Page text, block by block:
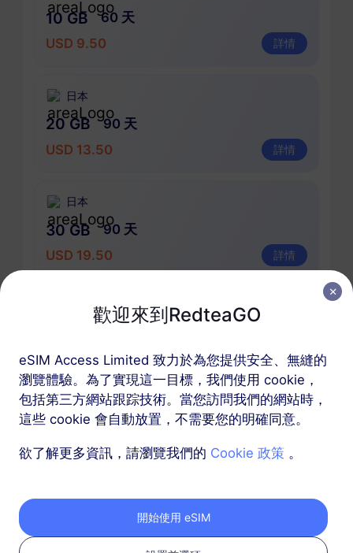
10 GB
60 天
USD 9.50
詳情
日本
20 GB
90 天
USD 13.50
詳情
日本
30 GB
90 天
USD 19.50
詳情
USD 29.90
詳情
包含日本的區域套餐
歡迎來到RedteaGO
eSIM Access Limited 致力於為您提供安全、無縫的
瀏覽體驗。為了實現這一目標，我們使用 cookie，
包括第三方網站跟踪技術。當您訪問我們的網站時，
這些 cookie 會自動放置，不需要您的明確同意。
欲了解更多資訊，請瀏覽我們的 Cookie 政策 。
開始使用 eSIM